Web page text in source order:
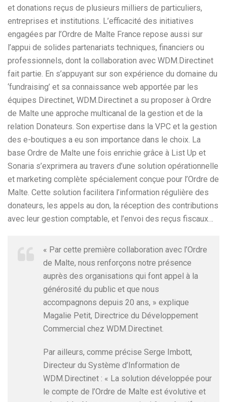
et donations reçus de plusieurs milliers de particuliers,
entreprises et institutions. L’efficacité des initiatives
engagées par l’Ordre de Malte France repose aussi sur
l’appui de solides partenariats techniques, financiers ou
professionnels, dont la collaboration avec WDM.Directinet
fait partie. En s’appuyant sur son expérience du domaine du
‘fundraising’ et sa connaissance web apportée par les
équipes Directinet, WDM.Directinet a su proposer à Ordre
de Malte une approche multicanal de la gestion et de la
relation Donateurs. Son expertise dans la VPC et la gestion
des e-boutiques a eu son importance dans le choix. La
base Ordre de Malte une fois enrichie grâce à List Up et
Sonaria s’exprimera au travers d’une solution opérationnelle
et marketing complète spécialement conçue pour l’Ordre de
Malte. Cette solution facilitera l’information régulière des
donateurs, les appels au don, la réception des contributions
avec leur gestion comptable, et l’envoi des reçus fiscaux…
« Par cette première collaboration avec l’Ordre
de Malte, nous renforçons notre présence
auprès des organisations qui font appel à la
générosité du public et que nous
accompagnons depuis 20 ans, » explique
Magalie Petit, Directrice du Développement
Commercial chez WDM.Directinet.
Par ailleurs, comme précise Serge Imbott,
Directeur du Système d’Information de
WDM.Directinet : « La solution développée pour
le compte de l’Ordre de Malte est évolutive et